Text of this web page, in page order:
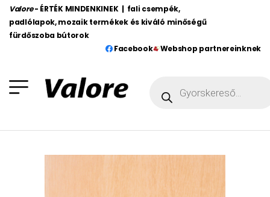
Valore - ÉRTÉK MINDENKINEK | fali csempék,
padlólapok, mozaik termékek és kiváló minőségű
fürdőszoba bútorok
Facebook
Webshop partnereinknek